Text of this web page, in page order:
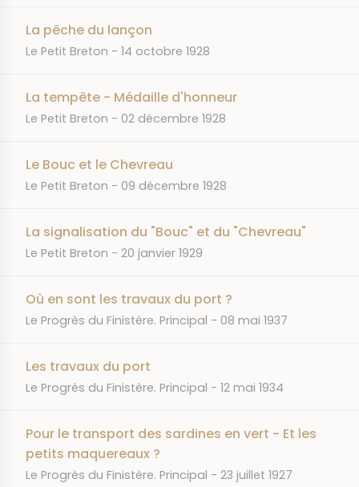
La pêche du lançon
JOURNAL
Le Petit Breton DATE
14 octobre 1928
La tempête - Médaille d'honneur
JOURNAL
Le Petit Breton DATE
02 décembre 1928
Le Bouc et le Chevreau
JOURNAL
Le Petit Breton DATE
09 décembre 1928
La signalisation du "Bouc" et du "Chevreau"
JOURNAL
Le Petit Breton DATE
20 janvier 1929
Où en sont les travaux du port ?
JOURNAL
Le Progrès du Finistère. Principal DATE
08 mai 1937
Les travaux du port
JOURNAL
Le Progrès du Finistère. Principal DATE
12 mai 1934
Pour le transport des sardines en vert - Et les
petits maquereaux ?
JOURNAL
Le Progrès du Finistère. Principal DATE
23 juillet 1927